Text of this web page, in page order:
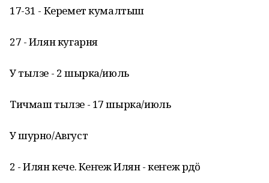
17-31 - Керемет кумалтыш
27 - Илян кугарня
У тылзе - 2 шырка/июль
Тичмаш тылзе - 17 шырка/июль
У шурно/Август
2 - Илян кече. Кеҥеж Илян - кеҥеж рӱдӧ